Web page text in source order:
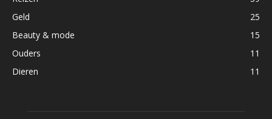
Geld
25
Beauty & mode
15
Ouders
11
Dieren
11